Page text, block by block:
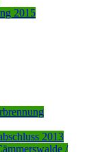
2015
2013
/